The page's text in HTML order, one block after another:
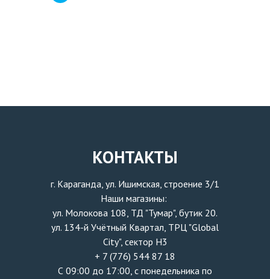
КОНТАКТЫ
г. Караганда, ул. Ишимская, строение 3/1
Наши магазины:
ул. Молокова 108, ТД "Тумар", бутик 20.
ул. 134-й Учётный Квартал, ТРЦ "Global
City", сектор H3
+ 7 (776) 544 87 18
С 09:00 до 17:00, с понедельника по